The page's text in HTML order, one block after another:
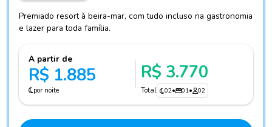
Premiado resort à beira-mar, com tudo incluso na gastronomia
e lazer para toda família.
A partir de
R$ 1.885
por noite
R$ 3.770
Total 02• 01• 02